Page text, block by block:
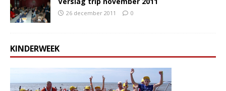
26 december 2011 0
KINDERWEEK